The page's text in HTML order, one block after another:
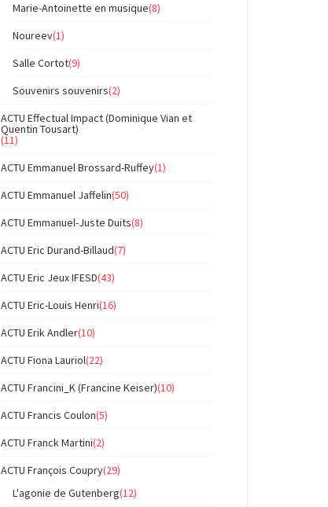
Marie-Antoinette en musique(8)
Noureev(1)
Salle Cortot(9)
Souvenirs souvenirs(2)
ACTU Effectual Impact (Dominique Vian et
Quentin Tousart)
(11)
ACTU Emmanuel Brossard-Ruffey(1)
ACTU Emmanuel Jaffelin(50)
ACTU Emmanuel-Juste Duits(8)
ACTU Eric Durand-Billaud(7)
ACTU Eric Jeux IFESD(43)
ACTU Eric-Louis Henri(16)
ACTU Erik Andler(10)
ACTU Fiona Lauriol(22)
ACTU Francini_K (Francine Keiser)(10)
ACTU Francis Coulon(5)
ACTU Franck Martini(2)
ACTU François Coupry(29)
L'agonie de Gutenberg(12)